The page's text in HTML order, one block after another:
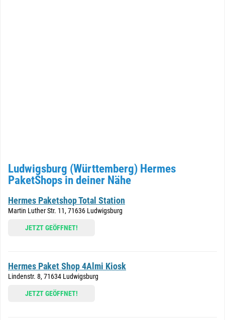
Ludwigsburg (Württemberg) Hermes
PaketShops in deiner Nähe
Hermes Paketshop Total Station
Martin Luther Str. 11, 71636 Ludwigsburg
JETZT GEÖFFNET!
Hermes Paket Shop 4Almi Kiosk
Lindenstr. 8, 71634 Ludwigsburg
JETZT GEÖFFNET!